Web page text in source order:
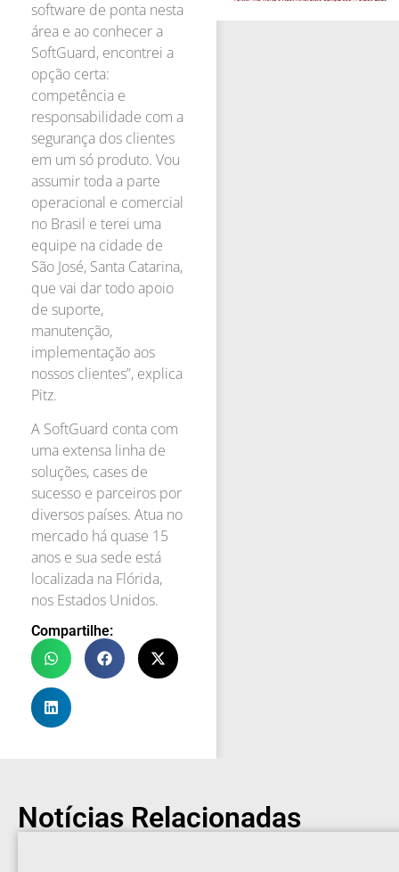
software de ponta nesta
área e ao conhecer a
SoftGuard, encontrei a
opção certa:
competência e
responsabilidade com a
segurança dos clientes
em um só produto. Vou
assumir toda a parte
operacional e comercial
no Brasil e terei uma
equipe na cidade de
São José, Santa Catarina,
que vai dar todo apoio
de suporte,
manutenção,
implementação aos
nossos clientes”, explica
Pitz.
A SoftGuard conta com
uma extensa linha de
soluções, cases de
sucesso e parceiros por
diversos países. Atua no
mercado há quase 15
anos e sua sede está
localizada na Flórida,
nos Estados Unidos.
Compartilhe:
Notícias Relacionadas